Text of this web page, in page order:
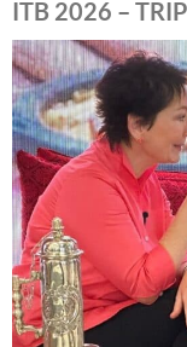
ITB 2026 –